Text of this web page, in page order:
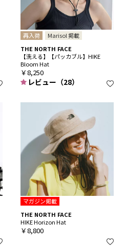
再入荷
Marisol 掲載
THE NORTH FACE
【洗える】【パッカブル】HIKE
Bloom Hat
￥8,250
レビュー（28）
マガジン掲載
THE NORTH FACE
HIKE Horizon Hat
￥8,800